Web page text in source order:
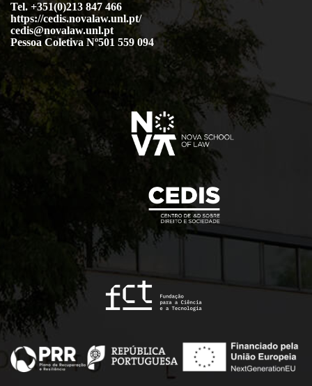
Tel. +351(0)213 847 466
https://cedis.novalaw.unl.pt/
cedis@novalaw.unl.pt
Pessoa Coletiva Nº501 559 094